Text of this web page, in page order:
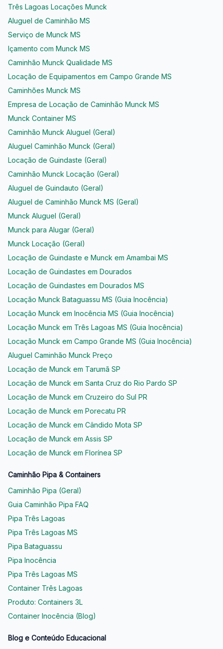
Três Lagoas Locações Munck
Aluguel de Caminhão MS
Serviço de Munck MS
Içamento com Munck MS
Caminhão Munck Qualidade MS
Locação de Equipamentos em Campo Grande MS
Caminhões Munck MS
Empresa de Locação de Caminhão Munck MS
Munck Container MS
Caminhão Munck Aluguel (Geral)
Aluguel Caminhão Munck (Geral)
Locação de Guindaste (Geral)
Caminhão Munck Locação (Geral)
Aluguel de Guindauto (Geral)
Aluguel de Caminhão Munck MS (Geral)
Munck Aluguel (Geral)
Munck para Alugar (Geral)
Munck Locação (Geral)
Locação de Guindaste e Munck em Amambai MS
Locação de Guindastes em Dourados
Locação de Guindastes em Dourados MS
Locação Munck Bataguassu MS (Guia Inocência)
Locação Munck em Inocência MS (Guia Inocência)
Locação Munck em Três Lagoas MS (Guia Inocência)
Locação Munck em Campo Grande MS (Guia Inocência)
Aluguel Caminhão Munck Preço
Locação de Munck em Tarumã SP
Locação de Munck em Santa Cruz do Rio Pardo SP
Locação de Munck em Cruzeiro do Sul PR
Locação de Munck em Porecatu PR
Locação de Munck em Cândido Mota SP
Locação de Munck em Assis SP
Locação de Munck em Florínea SP
Caminhão Pipa & Containers
Caminhão Pipa (Geral)
Guia Caminhão Pipa FAQ
Pipa Três Lagoas
Pipa Três Lagoas MS
Pipa Bataguassu
Pipa Inocência
Pipa Três Lagoas MS
Container Três Lagoas
Produto: Containers 3L
Container Inocência (Blog)
Blog e Conteúdo Educacional